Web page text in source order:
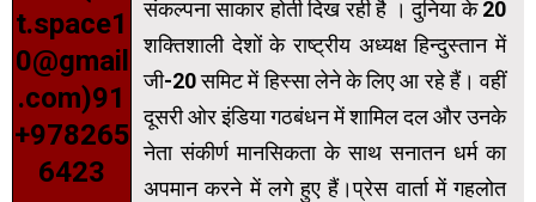
t.space1
0@gmail
.com)91
+978265
6423
संकल्पना साकार होती दिख रही है । दुनिया के 20
शक्तिशाली देशों के राष्ट्रीय अध्यक्ष हिन्दुस्तान में
जी-20 समिट में हिस्सा लेने के लिए आ रहे हैं। वहीं
दूसरी ओर इंडिया गठबंधन में शामिल दल और उनके
नेता संकीर्ण मानसिकता के साथ सनातन धर्म का
अपमान करने में लगे हुए हैं।प्रेस वार्ता में गहलोत